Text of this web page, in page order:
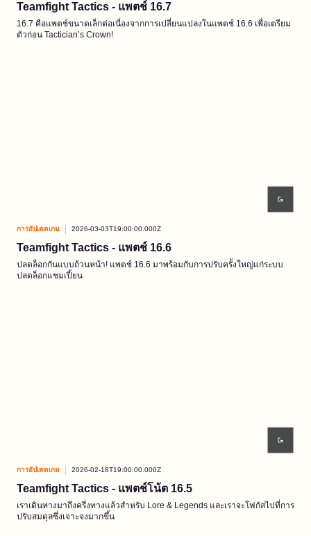
Teamfight Tactics - แพตช์ 16.7
16.7 คือแพตช์ขนาดเล็กต่อเนื่องจากการเปลี่ยนแปลงในแพตช์ 16.6 เพื่อเตรียม
ตัวก่อน Tactician’s Crown!
การอัปเดตเกม 2026-03-03T19:00:00.000Z
Teamfight Tactics - แพตช์ 16.6
ปลดล็อกกันแบบถ้วนหน้า! แพตช์ 16.6 มาพร้อมกับการปรับครั้งใหญ่แก่ระบบ
ปลดล็อกแชมเปี้ยน
การอัปเดตเกม 2026-02-18T19:00:00.000Z
Teamfight Tactics - แพตช์โน้ต 16.5
เราเดินทางมาถึงครึ่งทางแล้วสำหรับ Lore & Legends และเราจะโฟกัสไปที่การ
ปรับสมดุลซึ่งเจาะจงมากขึ้น